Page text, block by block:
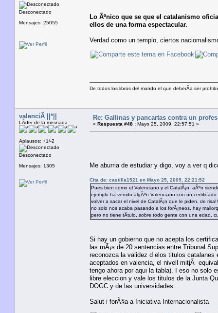
Desconectado
Mensajes: 25055
Lo Ãºnico que se que el catalanismo
ellos de una forma espectacular.
Verdad como un templo, ciertos
De todos los libros del mundo el que deberÃ­a ser
valenciÃ ||*||
LÃ­der de la mesnada
Aplausos: +1/-2
Desconectado
Mensajes: 1305
Re: Gallinas y pancartas contra un
« Respuesta #48 : Mayo 25, 2009, 22:57:51 »
Me aburria de estudiar y digo, voy a ver q
Cita de: castilla1521 en Mayo 25, 2009, 22:21:52
Pues bien como el Valenciano y el CatalÃ¡n, aÃºn
ejemplo ha venido algÃºn Valenciano con un
volver a sacar el nivel de CatalÃ¡n que le piden, de
no solo nos acaba pasando a los forÃ¡neos, hay
pero no tiene tÃ­tulo, sobre todo gente con una edad,
Si hay un gobierno que no acepta los
las mÃ¡s de 20 sentencias entre Tribunal
reconozca la validez d elos titulos catalanes
aceptados en valencia, el nivell mitjÃ
tengo ahora por aqui la tabla). I eso no solo
libre eleccion y vale los titulos de la Junta
DOGC y de las universidades...
Salut i forÃ§a a Iniciativa Internacionalista